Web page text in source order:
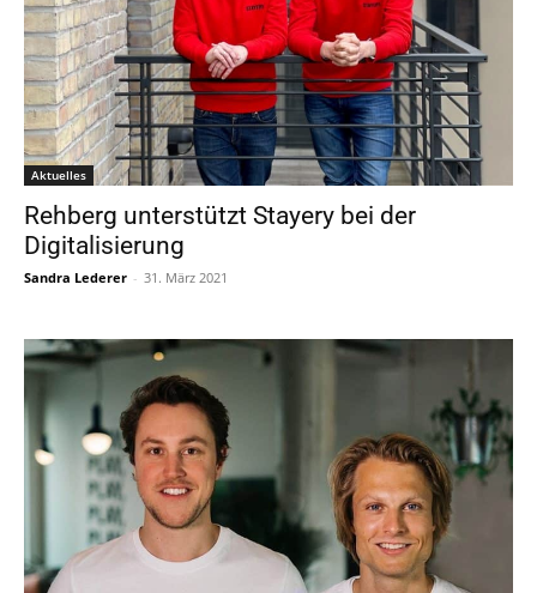
Aktuelles
Rehberg unterstützt Stayery bei der
Digitalisierung
Sandra Lederer - 31. März 2021